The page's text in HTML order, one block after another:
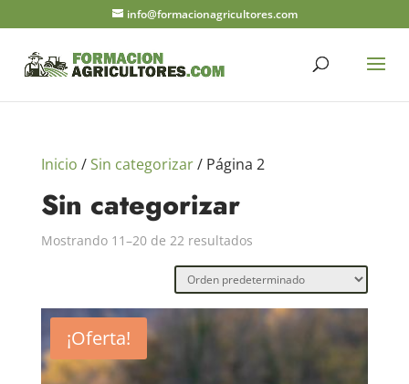
info@formacionagricultores.com
Inicio /Sin categorizar/ Página 2
Sin categorizar
Mostrando 11–20 de 22 resultados
¡Oferta!